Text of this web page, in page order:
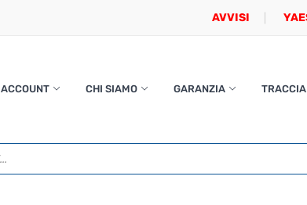
AVVISI
ACCOUNT CHI SIAMO GARANZIA